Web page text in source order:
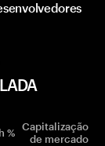
% Capitalização
de mercado